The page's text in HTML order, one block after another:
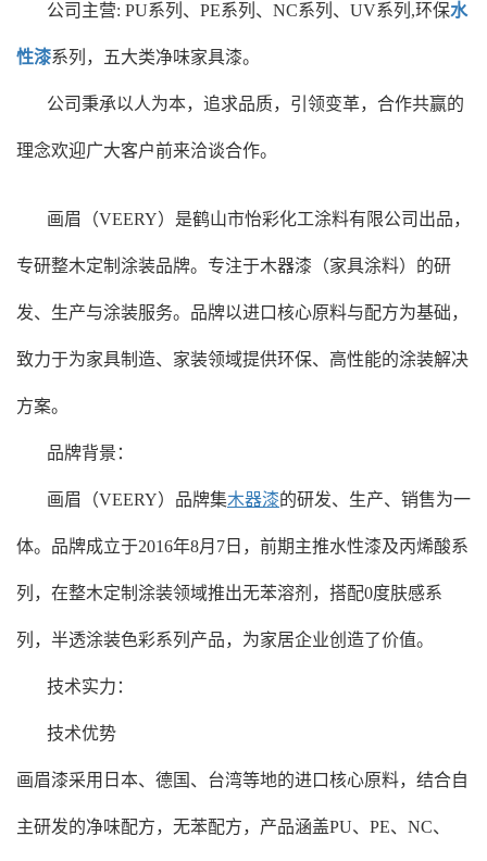
公司主营: PU系列、PE系列、NC系列、UV系列,环保水
性漆系列，五大类净味家具漆。
公司秉承以人为本，追求品质，引领变革，合作共赢的
理念欢迎广大客户前来洽谈合作。
画眉（VEERY）‌是鹤山市怡彩化工涂料有限公司出品，
专研整木定制涂装品牌。专注于木器漆（家具涂料）的研
发、生产与涂装服务。品牌以进口核心原料与配方为基础，
致力于为家具制造、家装领域提供环保、高性能的涂装解决
方案。
‌品牌背景：
画眉（VEERY）品牌集木器漆的研发、生产、销售为一
体。品牌成立于2016年8月7日，前期主推水性漆及丙烯酸系
列，在整木定制涂装领域推出无苯溶剂，搭配0度肤感系
列，半透涂装色彩系列产品，为家居企业创造了价值。
技术实力‌：
‌技术优势‌
画眉漆采用日本、德国、台湾等地的进口核心原料，结合自
主研发的净味配方，无苯配方，产品涵盖PU、PE、NC、